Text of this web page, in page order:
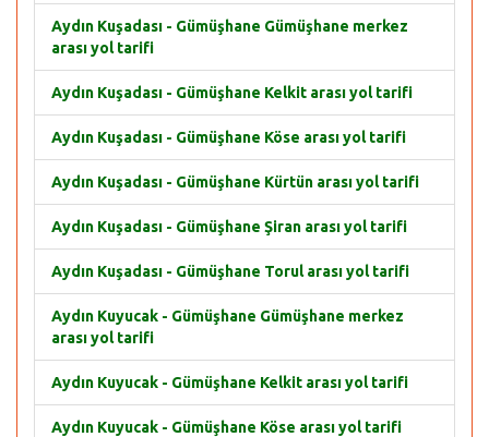
Aydın Kuşadası - Gümüşhane Gümüşhane merkez
arası yol tarifi
Aydın Kuşadası - Gümüşhane Kelkit arası yol tarifi
Aydın Kuşadası - Gümüşhane Köse arası yol tarifi
Aydın Kuşadası - Gümüşhane Kürtün arası yol tarifi
Aydın Kuşadası - Gümüşhane Şiran arası yol tarifi
Aydın Kuşadası - Gümüşhane Torul arası yol tarifi
Aydın Kuyucak - Gümüşhane Gümüşhane merkez
arası yol tarifi
Aydın Kuyucak - Gümüşhane Kelkit arası yol tarifi
Aydın Kuyucak - Gümüşhane Köse arası yol tarifi